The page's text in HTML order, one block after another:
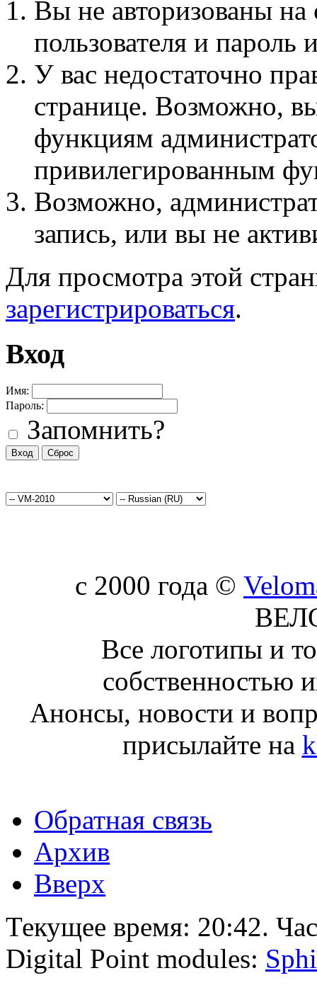
Вы не авторизованы на
пользователя и пароль
У вас недостаточно
странице. Возможно,
функциям
привилегированным
Возможно,
запись, или вы не
Для просмотра этой
зарегистрироваться.
Вход
Имя:
Пароль:
Запомнить?
c 2000 года ©
Все логотипы и
собственностью
Анонсы, новости и
присылайте на
Обратная связь
Архив
Вверх
Текущее время: 20:42.
Digital Point modules: